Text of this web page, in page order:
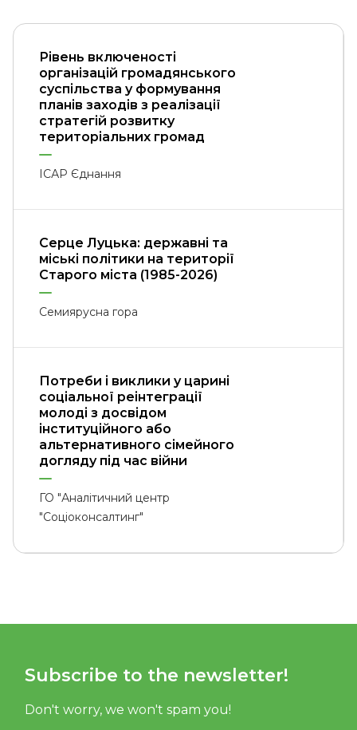
Рівень включеності
організацій громадянського
суспільства у формування
планів заходів з реалізації
стратегій розвитку
територіальних громад
ІСАР Єднання
Серце Луцька: державні та
міські політики на території
Старого міста (1985-2026)
Семиярусна гора
Потреби і виклики у царині
соціальної реінтеграції
молоді з досвідом
інституційного або
альтернативного сімейного
догляду під час війни
ГО "Аналітичний центр
"Соціоконсалтинг"
Subscribe to the newsletter!
Don't worry, we won't spam you!